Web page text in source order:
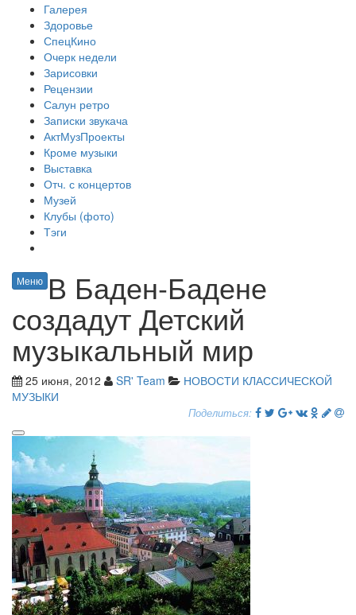
Галерея
Здоровье
СпецКино
Очерк недели
Зарисовки
Рецензии
Салун ретро
Записки звукача
АктМузПроекты
Кроме музыки
Выставка
Отч. с концертов
Музей
Клубы (фото)
Тэги
Меню В Баден-Бадене
создадут Детский
музыкальный мир
25 июня, 2012 SR' Team
НОВОСТИ КЛАССИЧЕСКОЙ
МУЗЫКИ
Поделиться: